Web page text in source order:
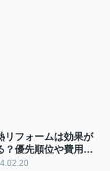
リフォームは効果が
？優先順位や費用の
なども解説